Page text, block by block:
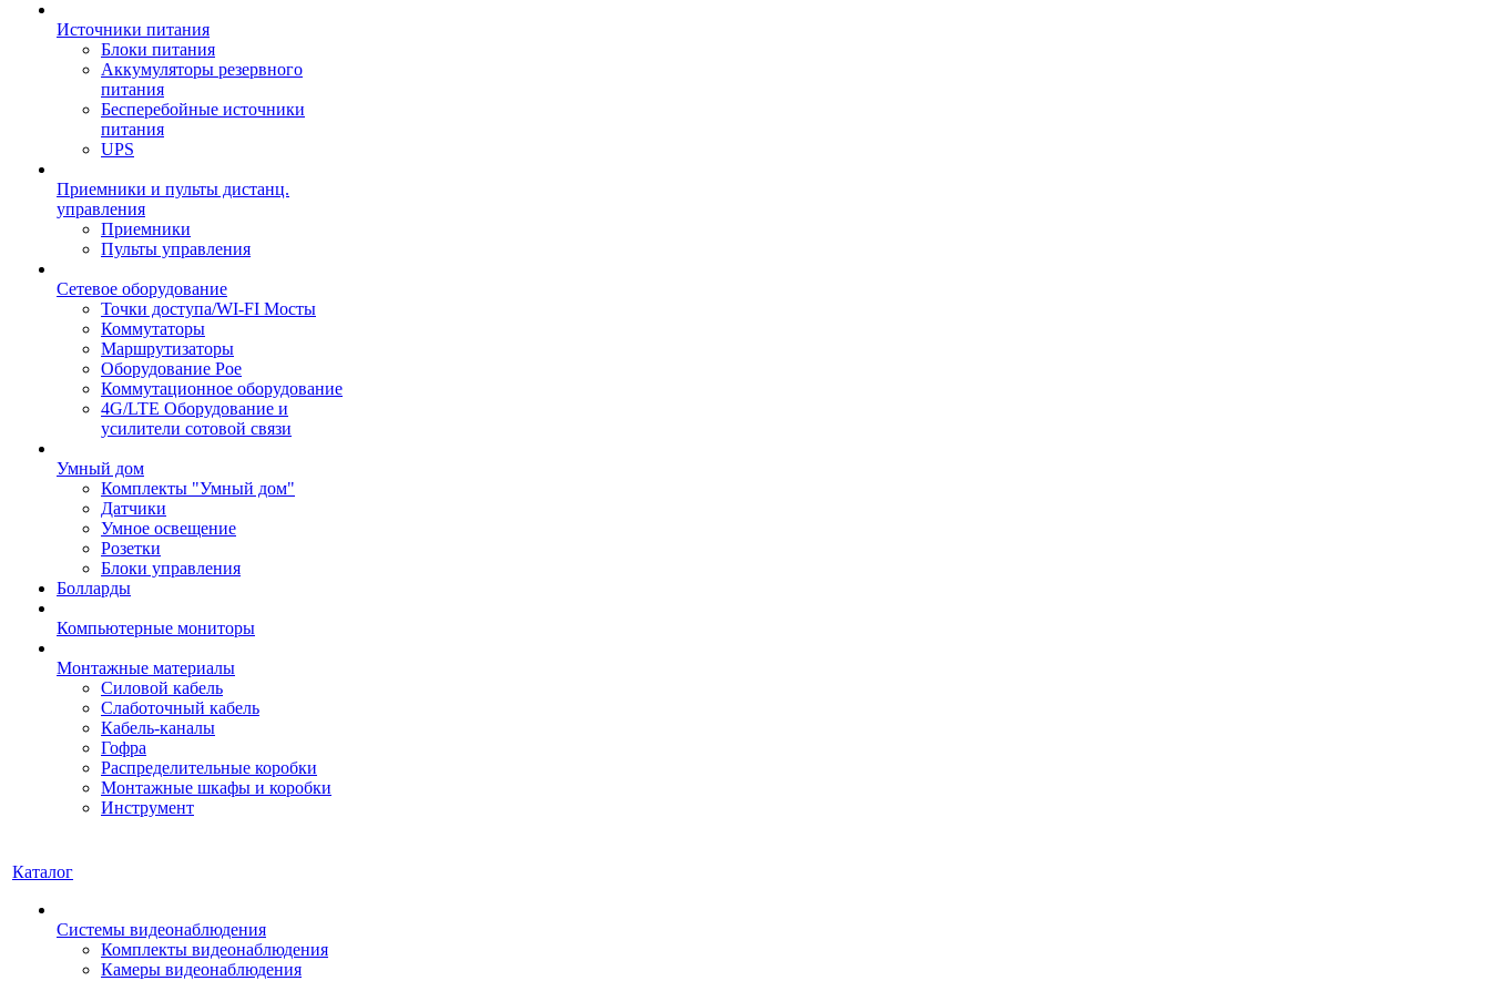
Источники питания
Блоки питания
Аккумуляторы резервного
питания
Бесперебойные источники
питания
UPS
Приемники и пульты дистанц.
управления
Приемники
Пульты управления
Сетевое оборудование
Точки доступа/WI-FI Мосты
Коммутаторы
Маршрутизаторы
Оборудование Poe
Коммутационное оборудование
4G/LTE Оборудование и
усилители сотовой связи
Умный дом
Комплекты "Умный дом"
Датчики
Умное освещение
Розетки
Блоки управления
Болларды
Компьютерные мониторы
Монтажные материалы
Силовой кабель
Слаботочный кабель
Кабель-каналы
Гофра
Распределительные коробки
Монтажные шкафы и коробки
Инструмент
Каталог
Системы видеонаблюдения
Комплекты видеонаблюдения
Камеры видеонаблюдения